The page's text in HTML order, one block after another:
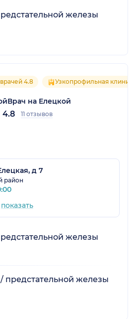
железы
4.8 Узкопрофильная клиника
на Елецкой
4.8 11 отзывов
д 7
район
показать
железы
предстательной железы